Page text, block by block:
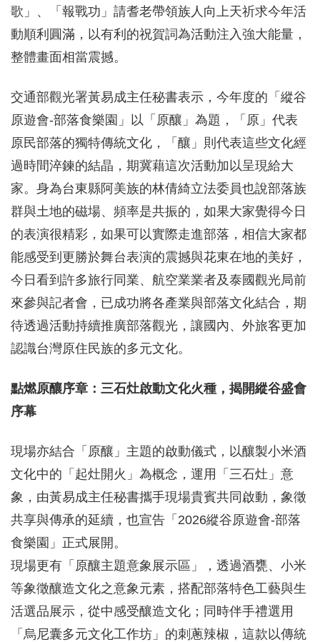
歌」、「報戰功」請耆老帶領族人向上天祈求今年活
動順利圓滿，以有利的祝賀詞為活動注入強大能量，
整體畫面相當震撼。
交通部觀光署黃易成主任秘書表示，今年度的「縱谷
原遊會-部落食樂園」以「原釀」為題，「原」代表
原民部落的獨特傳統文化，「釀」則代表這些文化經
過時間淬鍊的結晶，期冀藉這次活動加以呈現給大
家。身為台東縣阿美族的林倩綺立法委員也說部落族
群與土地的磁場、頻率是共振的，如果大家覺得今日
的表演很精彩，如果可以實際走進部落，相信大家都
能感受到更勝於舞台表演的震撼與花東在地的美好，
今日看到許多旅行同業、航空業業者及泰國觀光局前
來參與記者會，已成功將各產業與部落文化結合，期
待透過活動持續推廣部落觀光，讓國內、外旅客更加
認識台灣原住民族的多元文化。
點燃原釀序章：三石灶啟動文化火種，揭開縱谷盛會
序幕
現場亦結合「原釀」主題的啟動儀式，以釀製小米酒
文化中的「起灶開火」為概念，運用「三石灶」意
象，由黃易成主任秘書攜手現場貴賓共同啟動，象徵
共享與傳承的延續，也宣告「2026縱谷原遊會-部落
食樂園」正式展開。
現場更有「原釀主題意象展示區」，透過酒甕、小米
等象徵釀造文化之意象元素，搭配部落特色工藝與生
活選品展示，從中感受釀造文化；同時伴手禮選用
「烏尼囊多元文化工作坊」的刺蔥辣椒，這款以傳統